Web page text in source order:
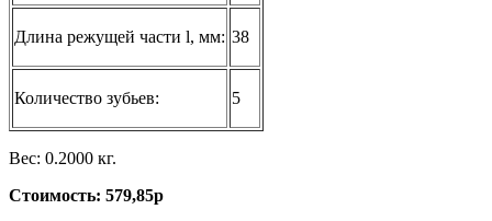
Длина режущей части l, мм: 38
Количество зубьев: 5
Вес: 0.2000 кг.
Стоимость: 579,85р